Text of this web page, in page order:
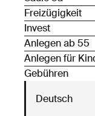
Freizügigkeit
Invest
Anlegen ab 55
Anlegen für
Gebühren
Deutsch